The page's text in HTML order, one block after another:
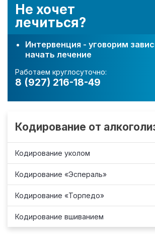
Не хочет
лечиться?
Интервенция - уговорим
начать лечение
Работаем круглосуточно:
8 (927) 216-18-49
Кодирование от
Кодирование уколом
Кодирование «Эспераль»
Кодирование «Торпедо»
Кодирование вшиванием